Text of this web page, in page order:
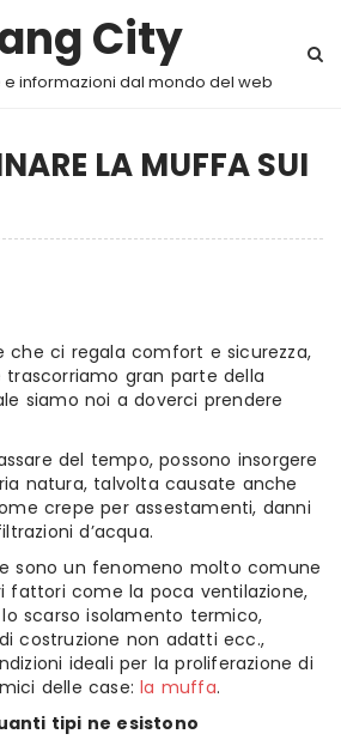
City
e informazioni dal mondo del web
LA MUFFA SUI
che ci regala comfort e sicurezza,
trascorriamo gran parte della
siamo noi a doverci prendere
del tempo, possono insorgere
natura, talvolta causate anche
crepe per assestamenti, danni
d’acqua.
sono un fenomeno molto comune
fattori come la poca ventilazione,
lo scarso isolamento termico,
costruzione non adatti ecc.,
ideali per la proliferazione di
delle case:la muffa.
tipi ne esistono